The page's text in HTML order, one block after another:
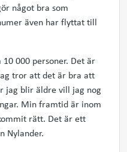
något bra som
även har flyttat till
000 personer. Det är
tror att det är bra att
jag blir äldre vill jag nog
Min framtid är inom
rätt. Det är ett
Nylander.